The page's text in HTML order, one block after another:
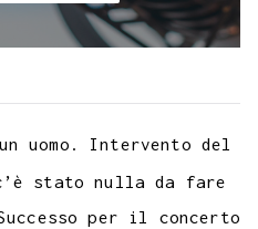
uomo. Intervento del
stato nulla da fare
per il concerto